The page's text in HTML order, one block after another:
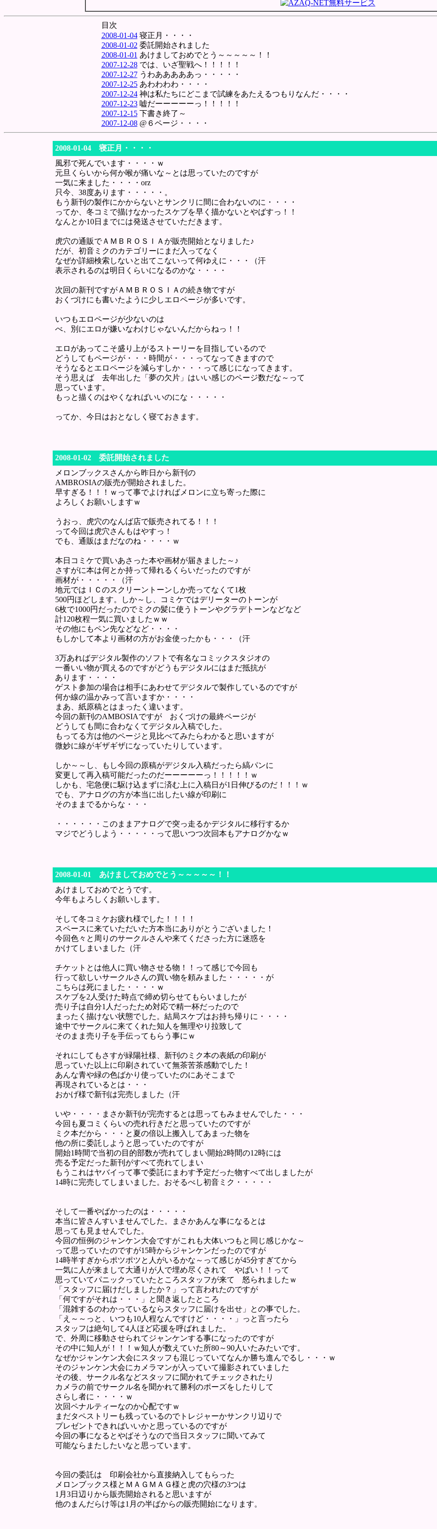
目次
2008-01-04寝正月・・・・
2008-01-02 委託開始されました
2008-01-01 あけましておめでとう～～～～～！！
2007-12-28では、いざ聖戦へ！！！！！
2007-12-27うわあああああっ・・・・・
2007-12-25あわわわわ・・・・
2007-12-24神は私たちにどこまで試練をあたえるつもりなんだ・・・・
2007-12-23嘘だーーーーーっ！！！！！
2007-12-15下書き終了～
2007-12-08@６ページ・・・・
2008-01-04 寝正月・・・・
風邪で死んでいます・・・・ｗ
元旦くらいから何か喉が痛いな～とは思っていたのですが
一気に来ました・・・・orz
只今、38度あります・・・・・。
もう新刊の製作にかからないとサンクリに間に合わないのに・・・・
ってか、冬コミで描けなかったスケブを早く描かないとやばすっ！！
なんとか10日までには発送させていただきます。
虎穴の通販でＡＭＢＲＯＳＩＡが販売開始となりました♪
だが、初音ミクのカテゴリーにまだ入ってなく
なぜか詳細検索しないと出てこないって何ゆえに・・・（汗
表示されるのは明日くらいになるのかな・・・・
次回の新刊ですがＡＭＢＲＯＳＩＡの続き物ですが
おくづけにも書いたように少しエロページが多いです。
いつもエロページが少ないのは
べ、別にエロが嫌いなわけじゃないんだからねっ！！
エロがあってこそ盛り上がるストーリーを目指しているので
どうしてもページが・・・時間が・・・ってなってきますので
そうなるとエロページを減らすしか・・・って感じになってきます。
そう思えば 去年出した「夢の欠片」はいい感じのページ数だな～って
思っています。
もっと描くのはやくなればいいのにな・・・・・
ってか、今日はおとなしく寝ておきます。
2008-01-02 委託開始されました
メロンブックスさんから昨日から新刊の
AMBROSIAの販売が開始されました。
早すぎる！！！ｗって事でよければメロンに立ち寄った際に
よろしくお願いしますｗ
うおっ、虎穴のなんば店で販売されてる！！！
って今回は虎穴さんもはやすっ！
でも、通販はまだなのね・・・・ｗ
本日コミケで買いあさった本や画材が届きました～♪
さすがに本は何とか持って帰れるくらいだったのですが
画材が・・・・・（汗
地元ではＩＣのスクリーントーンしか売ってなくて1枚
500円ほどします。しか～し、コミケではデリーターのトーンが
6枚で1000円だったのでミクの髪に使うトーンやグラデトーンなどなど
計120枚程一気に買いましたｗｗ
その他にもペン先などなど・・・・
もしかして本より画材の方がお金使ったかも・・・（汗
3万あればデジタル製作のソフトで有名なコミックスタジオの
一番いい物が買えるのですがどうもデジタルにはまだ抵抗が
あります・・・・
ゲスト参加の場合は相手にあわせてデジタルで製作しているのですが
何か線の温かみって言いますか・・・・
まあ、紙原稿とはまったく違います。
今回の新刊のAMBOSIAですが おくづけの最終ページが
どうしても間に合わなくてデジタル入稿でした。
もってる方は他のページと見比べてみたらわかると思いますが
微妙に線がギザギザになっていたりしています。
しか～～し、もし今回の原稿がデジタル入稿だったら縞パンに
変更して再入稿可能だったのだーーーーーっ！！！！！ｗ
しかも、宅急便に駆け込まずに済む上に入稿日が1日伸びるのだ！！！ｗ
でも、アナログの方が本当に出したい線が印刷に
そのままでるからな・・・
・・・・・・このままアナログで突っ走るかデジタルに移行するか
マジでどうしよう・・・・・って思いつつ次回本もアナログかなｗ
2008-01-01 あけましておめでとう～～～～～！！
あけましておめでとうです。
今年もよろしくお願いします。
そして冬コミケお疲れ様でした！！！！
スペースに来ていただいた方本当にありがとうございました！
今回色々と周りのサークルさんや来てくださった方に迷惑を
かけてしまいました（汗
チケットとは他人に買い物させる物！！って感じで今回も
行って欲しいサークルさんの買い物を頼みました・・・・・が
こちらは死にました・・・・ｗ
スケブを2人受けた時点で締め切らせてもらいましたが
売り子は自分1人だったため対応で精一杯だったので
まったく描けない状態でした。結局スケブはお持ち帰りに・・・・
途中でサークルに来てくれた知人を無理やり拉致して
そのまま売り子を手伝ってもらう事にｗ
それにしてもさすが緑陽社様、新刊のミク本の表紙の印刷が
思っていた以上に印刷されていて無茶苦茶感動でした！
あんな青や緑の色ばかり使っていたのにあそこまで
再現されているとは・・・
おかげ様で新刊は完売しました（汗
いや・・・・まさか新刊が完売するとは思ってもみませんでした・・・
今回も夏コミくらいの売れ行きだと思っていたのですが
ミク本だから・・・と夏の倍以上搬入してあまった物を
他の所に委託しようと思っていたのですが
開始1時間で当初の目的部数が売れてしまい開始2時間の12時には
売る予定だった新刊がすべて売れてしまい
もうこれはヤバイって事で委託にまわす予定だった物すべて出しましたが
14時に完売してしまいました。おそるべし初音ミク・・・・・
そして一番やばかったのは・・・・・
本当に皆さんすいませんでした。まさかあんな事になるとは
思っても見ませんでした。
今回の恒例のジャンケン大会ですがこれも大体いつもと同じ感じかな～
って思っていたのですが15時からジャンケンだったのですが
14時半すぎからポツポツと人がいるかな～って感じが45分すぎてから
一気に人が来まして大通りが人で埋め尽くされて やばい！！って
思っていてパニックっていたところスタッフが来て 怒られましたｗ
「スタッフに届けだしましたか？」って言われたのですが
「何ですがそれは・・・」と聞き返したところ
「混雑するのわかっているならスタッフに届けを出せ」との事でした。
「え～～っと、いつも10人程なんですけど・・・・」っと言ったら
スタッフは絶句して4人ほど応援を呼ばれました。
で、外周に移動させられてジャンケンする事になったのですが
その中に知人が！！！ｗ知人が数えていた所80～90人いたみたいです。
なぜかジャンケン大会にスタッフも混じっていてなんか勝ち進んでるし・・・ｗ
そのジャンケン大会にカメラマンが入っていて撮影されていました
その後、サークル名などスタッフに聞かれてチェックされたり
カメラの前でサークル名を聞かれて勝利のポーズをしたりして
さらし者に・・・・ｗ
次回ペナルティーなのか心配ですｗ
まだタペストリーも残っているのでトレジャーかサンクリ辺りで
プレゼントできればいいかと思っているのですが
今回の事になるとやばそうなので当日スタッフに聞いてみて
可能ならまたしたいなと思っています。
今回の委託は 印刷会社から直接納入してもらった
メロンブックス様とＭＡＧＭＡＧ様と虎の穴様の3つは
1月3日辺りから販売開始されると思いますが
他のまんだらけ等は1月の半ばからの販売開始になります。